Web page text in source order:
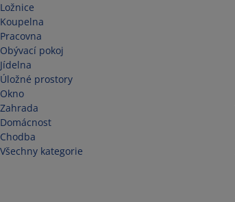
Ložnice
Koupelna
Pracovna
Obývací pokoj
Jídelna
Úložné prostory
Okno
Zahrada
Domácnost
Chodba
Všechny kategorie